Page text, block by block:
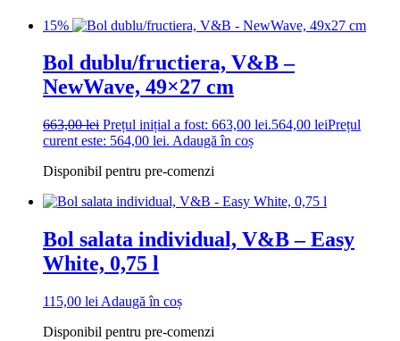
15%
Bol dublu/fructiera, V&B –
NewWave, 49×27 cm
663,00lei Prețul inițial a fost: 663,00 lei.564,00 leiPrețul
curent este: 564,00 lei. Adaugă în coș
Disponibil pentru pre-comenzi
Bol salata individual, V&B – Easy
White, 0,75 l
115,00 lei Adaugă în coș
Disponibil pentru pre-comenzi